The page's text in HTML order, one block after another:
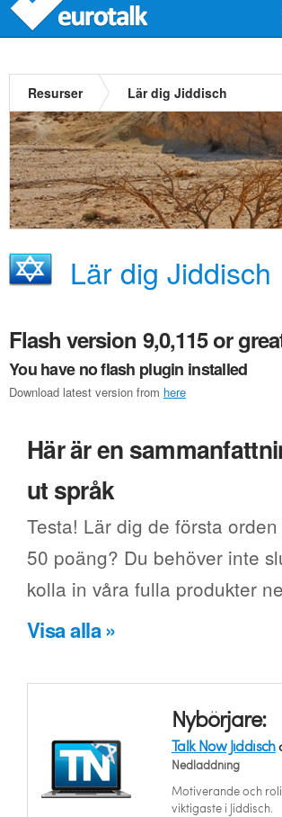
Resurser Lär dig Jiddisch
Lär dig Jiddisch
Flash version 9,0,115 or
You have no flash plugin installed
Download latest version from here
Här är en
ut språk
Testa! Lär dig de första
50 poäng? Du behöver inte
kolla in våra fulla produkter
Visa alla »
Nybörjare:
Talk Now Jiddisch
Nedladdning
Motiverande och
viktigaste i Jiddisch.